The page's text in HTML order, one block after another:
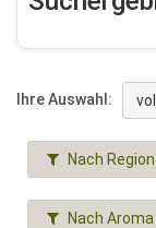
Ihre Auswahl:
Nach Region
Nach